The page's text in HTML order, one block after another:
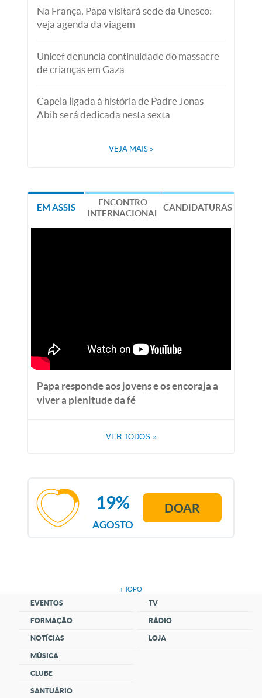
Na França, Papa visitará sede da Unesco:
veja agenda da viagem
Unicef denuncia continuidade do massacre
de crianças em Gaza
Capela ligada à história de Padre Jonas
Abib será dedicada nesta sexta
VEJA MAIS »
EM ASSIS
ENCONTRO
INTERNACIONAL
CANDIDATURAS
Papa responde aos jovens e os encoraja a
viver a plenitude da fé
VER TODOS »
AGOSTO
19% DOAR
↑ TOPO
EVENTOS
FORMAÇÃO
NOTÍCIAS
MÚSICA
CLUBE
SANTUÁRIO
TV
RÁDIO
LOJA